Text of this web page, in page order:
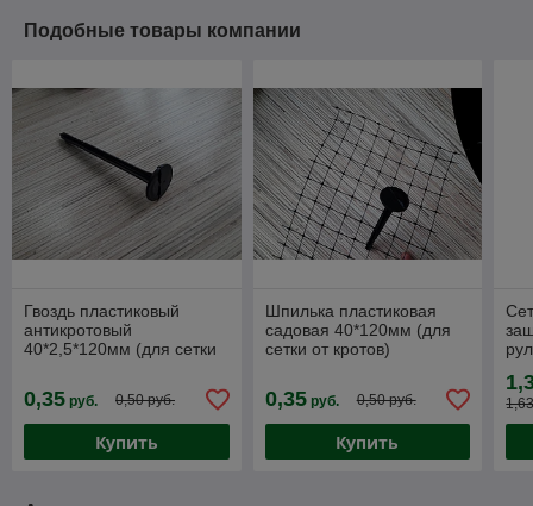
Подобные товары компании
Гвоздь пластиковый
антикротовый
40*2,5*120мм (для сетки
0,35 руб. 0,50 руб.
Купить
Шпилька пластиковая
садовая 40*120мм (для
сетки от кротов)
0,35руб. 0,50 руб.
Купить